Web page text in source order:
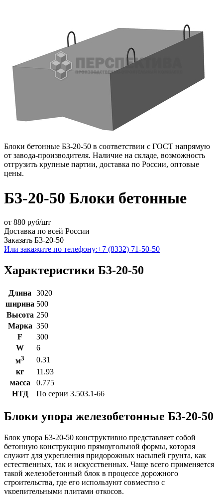
Блоки бетонные Б3-20-50 в соответствии с ГОСТ напрямую
от завода-производителя. Наличие на складе, возможность
отгрузить крупные партии, доставка по России, оптовые
цены.
Б3-20-50 Блоки бетонные
от 880 руб/шт
Доставка по всей России
Заказать Б3-20-50
Или закажите по телефону:+7 (8332) 71-50-50
Характеристики Б3-20-50
Длина
3020
ширина 500
Высота 250
Марка 350
F
300
W
6
м3
0.31
кг
11.93
масса
0.775
НТД
По серии 3.503.1-66
Блоки упора железобетонные Б3-20-50
Блок упора Б3-20-50 конструктивно представляет собой
бетонную конструкцию прямоугольной формы, которая
служит для укрепления придорожных насыпей грунта, как
естественных, так и искусственных. Чаще всего применяется
такой железобетонный блок в процессе дорожного
строительства, где его используют совместно с
укрепительными плитами откосов.